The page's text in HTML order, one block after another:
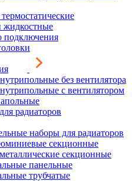
жидкостные
подключения
без вентилятора
с вентилятором
радиаторов
наборы для радиаторов
секционные
секционные
панельные
трубчатые